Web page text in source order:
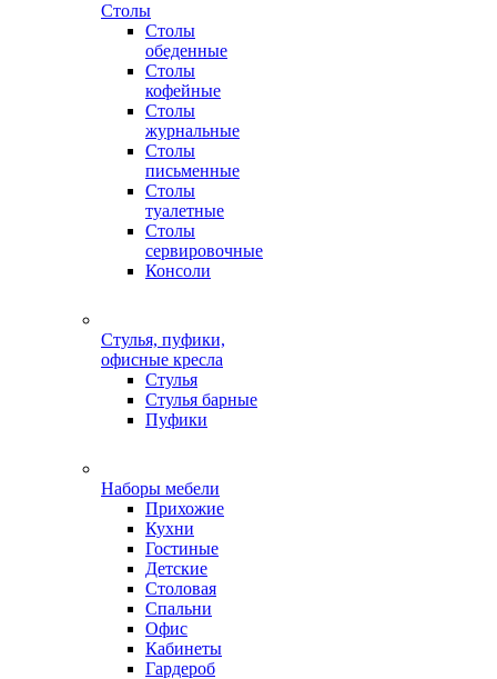
Столы
Столы
обеденные
Столы
кофейные
Столы
журнальные
Столы
письменные
Столы
туалетные
Столы
сервировочные
Консоли
Стулья, пуфики,
офисные кресла
Стулья
Стулья барные
Пуфики
Наборы мебели
Прихожие
Кухни
Гостиные
Детские
Столовая
Спальни
Офис
Кабинеты
Гардероб